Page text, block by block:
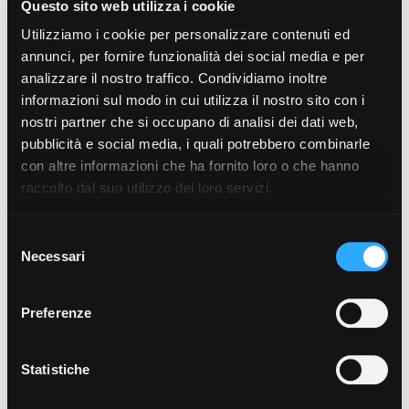
Questo sito web utilizza i cookie
Utilizziamo i cookie per personalizzare contenuti ed
annunci, per fornire funzionalità dei social media e per
analizzare il nostro traffico. Condividiamo inoltre
informazioni sul modo in cui utilizza il nostro sito con i
nostri partner che si occupano di analisi dei dati web,
pubblicità e social media, i quali potrebbero combinarle
con altre informazioni che ha fornito loro o che hanno
raccolto dal suo utilizzo dei loro servizi.
delNecessari
Preferenze
Statistiche
Perugia  46 km
Roma  215 km
Firenze  141 km
Mare e Laghi
Lago Trasimeno  33 km
Mar Adriatico  130 km
Aeroporto di Perugia  54 km
Aeroporto di Firenze  150 km
E45  30 km